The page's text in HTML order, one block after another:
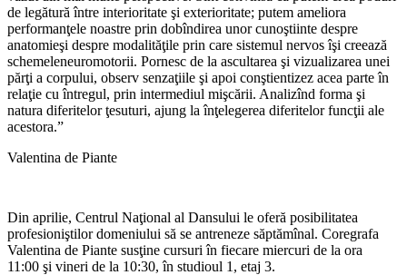
de legătură între interioritate şi exterioritate; putem ameliora
performanţele noastre prin dobîndirea unor cunoştiinte despre
anatomieşi despre modalităţile prin care sistemul nervos îşi creează
schemeleneuromotorii. Pornesc de la ascultarea şi vizualizarea unei
părţi a corpului, observ senzaţiile şi apoi conştientizez acea parte în
relaţie cu întregul, prin intermediul mişcării. Analizînd forma şi
natura diferitelor ţesuturi, ajung la înţelegerea diferitelor funcţii ale
acestora.”
Valentina de Piante
Din aprilie, Centrul Naţional al Dansului le oferă posibilitatea
profesioniştilor domeniului să se antreneze săptămînal. Coregrafa
Valentina de Piante susţine cursuri în fiecare miercuri de la ora
11:00 şi vineri de la 10:30, în studioul 1, etaj 3.